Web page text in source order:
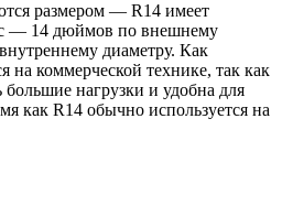
размером — R14 имеет
— 14 дюймов по внешнему
диаметру. Как
на коммерческой технике, так как
нагрузки и удобна для
как R14 обычно используется на